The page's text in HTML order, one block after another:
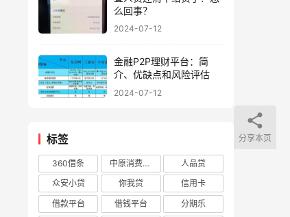
么回事？
2024-07-12
金融P2P理财平台：简
介、优缺点和风险评估
2024-07-12
标签
360借条 中原消费金融
人品贷
众安小贷
你我贷
信用卡
借款平台
借钱平台 分期乐
分享本页